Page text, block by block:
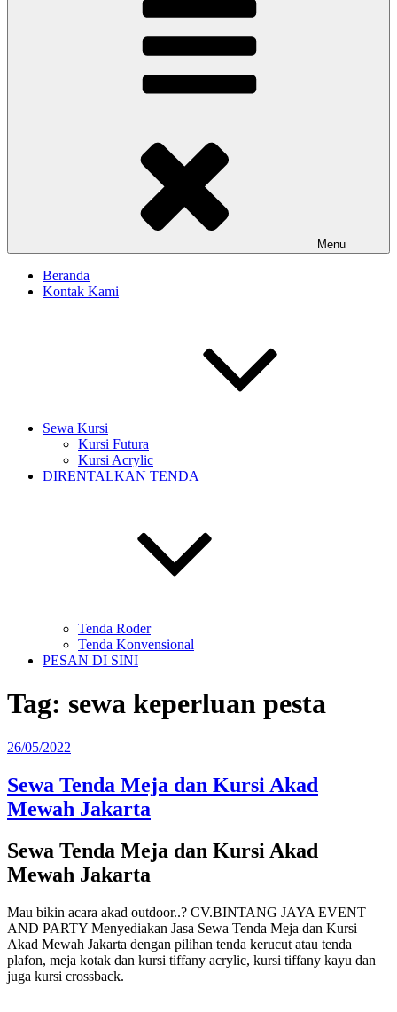
Menu
Beranda
Kontak Kami
Sewa Kursi
Kursi Futura
Kursi Acrylic
DIRENTALKAN TENDA
Tenda Roder
Tenda Konvensional
PESAN DI SINI
Tag: sewa keperluan pesta
Diposkan
26/05/2022
Sewa Tenda Meja dan Kursi Akad
Mewah Jakarta
Sewa Tenda Meja dan Kursi Akad
Mewah Jakarta
Mau bikin acara akad outdoor..? CV.BINTANG JAYA EVENT
AND PARTY Menyediakan Jasa Sewa Tenda Meja dan Kursi
Akad Mewah Jakarta dengan pilihan tenda kerucut atau tenda
plafon, meja kotak dan kursi tiffany acrylic, kursi tiffany kayu dan
juga kursi crossback.